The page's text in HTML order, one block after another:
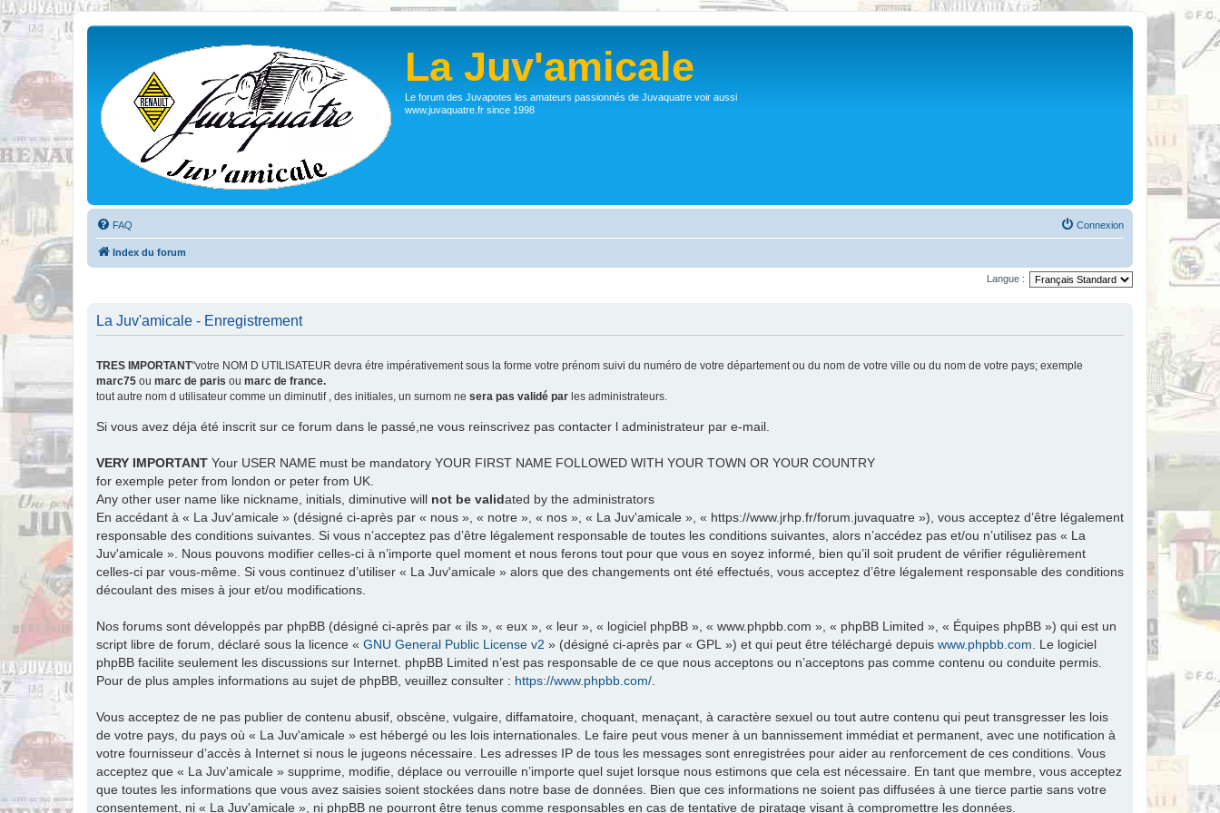
La Juv'amicale
Le forum des Juvapotes les amateurs passionnés de Juvaquatre voir aussi
www.juvaquatre.fr since 1998
FAQ Connexion
Index du forum
Langue :
La Juv'amicale - Enregistrement
TRES IMPORTANT"votre NOM D UTILISATEUR devra étre impérativement sous la forme votre prénom suivi du numéro de votre département ou du nom de votre ville ou du nom de votre pays; exemple
marc75 ou marc de paris ou marc de france.
tout autre nom d utilisateur comme un diminutif , des initiales, un surnom ne sera pas validé par les administrateurs.
Si vous avez déja été inscrit sur ce forum dans le passé,ne vous reinscrivez pas contacter l administrateur par e-mail.
VERY IMPORTANT Your USER NAME must be mandatory YOUR FIRST NAME FOLLOWED WITH YOUR TOWN OR YOUR COUNTRY
for exemple peter from london or peter from UK.
Any other user name like nickname, initials, diminutive will not be validated by the administrators
En accédant à « La Juv'amicale » (désigné ci-après par « nous », « notre », « nos », « La Juv'amicale », « https://www.jrhp.fr/forum.juvaquatre »), vous acceptez d’être légalement
responsable des conditions suivantes. Si vous n’acceptez pas d’être légalement responsable de toutes les conditions suivantes, alors n’accédez pas et/ou n’utilisez pas « La
Juv'amicale ». Nous pouvons modifier celles-ci à n’importe quel moment et nous ferons tout pour que vous en soyez informé, bien qu’il soit prudent de vérifier régulièrement
celles-ci par vous-même. Si vous continuez d’utiliser « La Juv'amicale » alors que des changements ont été effectués, vous acceptez d’être légalement responsable des conditions
découlant des mises à jour et/ou modifications.
Nos forums sont développés par phpBB (désigné ci-après par « ils », « eux », « leur », « logiciel phpBB », « www.phpbb.com », « phpBB Limited », « Équipes phpBB ») qui est un
script libre de forum, déclaré sous la licence « GNU General Public License v2 » (désigné ci-après par « GPL ») et qui peut être téléchargé depuis www.phpbb.com . Le logiciel
phpBB facilite seulement les discussions sur Internet. phpBB Limited n’est pas responsable de ce que nous acceptons ou n’acceptons pas comme contenu ou conduite permis.
Pour de plus amples informations au sujet de phpBB, veuillez consulter : https://www.phpbb.com/
Vous acceptez de ne pas publier de contenu abusif, obscène, vulgaire, diffamatoire, choquant, menaçant, à caractère sexuel ou tout autre contenu qui peut transgresser les lois
de votre pays, du pays où « La Juv'amicale » est hébergé ou les lois internationales. Le faire peut vous mener à un bannissement immédiat et permanent, avec une notification à
votre fournisseur d’accès à Internet si nous le jugeons nécessaire. Les adresses IP de tous les messages sont enregistrées pour aider au renforcement de ces conditions. Vous
acceptez que « La Juv'amicale » supprime, modifie, déplace ou verrouille n’importe quel sujet lorsque nous estimons que cela est nécessaire. En tant que membre, vous acceptez
que toutes les informations que vous avez saisies soient stockées dans notre base de données. Bien que ces informations ne soient pas diffusées à une tierce partie sans votre
consentement, ni « La Juv'amicale », ni phpBB ne pourront être tenus comme responsables en cas de tentative de piratage visant à compromettre les données.